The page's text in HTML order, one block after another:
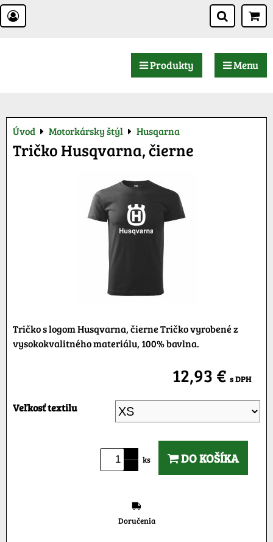
Produkty Menu
Úvod Motorkársky štýl Husqarna
Tričko Husqvarna, čierne
Tričko s logom Husqvarna, čierne Tričko vyrobené z
vysokokvalitného materiálu, 100% bavlna.
12,93 € s DPH
Veľkosť textilu
ks DO KOŠÍKA
Doručenia